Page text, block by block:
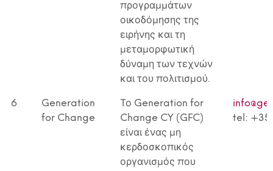
προγραμμάτων
οικοδόμησης της
ειρήνης και τη
μεταμορφωτική
δύναμη των τεχνών
και του πολιτισμού.
6
Generation
for Change
Το Generation for
Change CY (GFC)
είναι ένας μη
κερδοσκοπικός
οργανισμός που
tel: